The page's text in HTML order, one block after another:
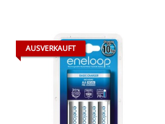
AUSVERKAUFT